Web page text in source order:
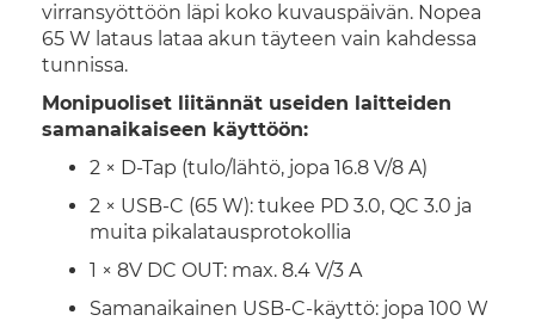
virransyöttöön läpi koko kuvauspäivän. Nopea
65 W lataus lataa akun täyteen vain kahdessa
tunnissa.
Monipuoliset liitännät useiden laitteiden
samanaikaiseen käyttöön:
2 × D-Tap (tulo/lähtö, jopa 16.8 V/8 A)
2 × USB-C (65 W): tukee PD 3.0, QC 3.0 ja
muita pikalatausprotokollia
1 × 8V DC OUT: max. 8.4 V/3 A
Samanaikainen USB-C-käyttö: jopa 100 W